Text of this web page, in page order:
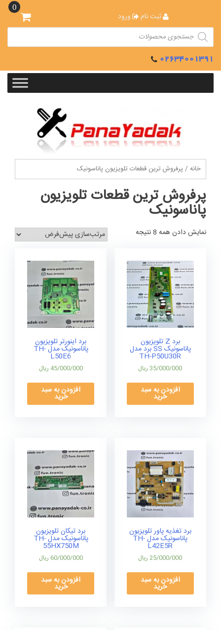
content
0
ثبت نام
ورود
Products
search
02634001391
خانه / پرفروش ترین قطعات تلویزیون پاناسونیک
پرفروش ترین قطعات تلویزیون
پاناسونیک
نمایش دادن همه 8 نتیجه
برد Z تلویزیون
پاناسونیک SS برد مدل
TH-P50U30R
35/000/000 ریال
افزودن به سبد
خرید
برد اینورتر تلویزیون
پاناسونیک مدل TH-
L50E6
45/000/000 ریال
افزودن به سبد
خرید
برد تغذیه پاور تلویزیون
پاناسونیک مدل TH-
L42E5R
25/000/000 ریال
افزودن به سبد
خرید
برد تیکان تلویزیون
پاناسونیک مدل TH-
55HX750M
60/000/000 ریال
افزودن به سبد
خرید